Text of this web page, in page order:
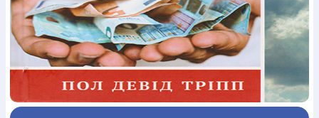
Подарункові карткиРозвиваючі ігриРепринтиСвічки
ЗошитиФотокартиниЧохли на БибліїГоловні убори
КалендаріКанцелярскі товариКомп`ютерні ігри
ЛистівкиСувенирна продукціяГодинникиПазли
Книга в комплекті
За додатковою інформацією дзвоніть за номером:+38